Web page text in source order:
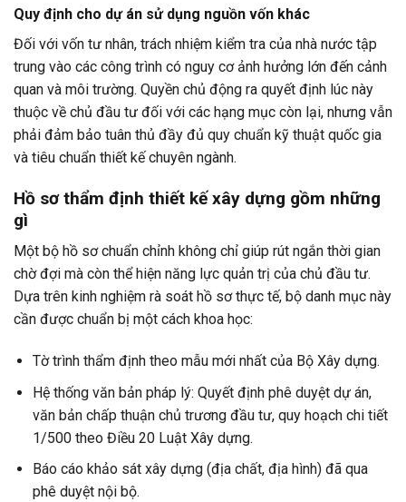
Quy định cho dự án sử dụng nguồn vốn khác
Đối với vốn tư nhân, trách nhiệm kiểm tra của nhà nước tập
trung vào các công trình có nguy cơ ảnh hưởng lớn đến cảnh
quan và môi trường. Quyền chủ động ra quyết định lúc này
thuộc về chủ đầu tư đối với các hạng mục còn lại, nhưng vẫn
phải đảm bảo tuân thủ đầy đủ quy chuẩn kỹ thuật quốc gia
và tiêu chuẩn thiết kế chuyên ngành.
Hồ sơ thẩm định thiết kế xây dựng gồm những
gì
Một bộ hồ sơ chuẩn chỉnh không chỉ giúp rút ngắn thời gian
chờ đợi mà còn thể hiện năng lực quản trị của chủ đầu tư.
Dựa trên kinh nghiệm rà soát hồ sơ thực tế, bộ danh mục này
cần được chuẩn bị một cách khoa học:
Tờ trình thẩm định theo mẫu mới nhất của Bộ Xây dựng.
Hệ thống văn bản pháp lý: Quyết định phê duyệt dự án,
văn bản chấp thuận chủ trương đầu tư, quy hoạch chi tiết
1/500 theo Điều 20 Luật Xây dựng.
Báo cáo khảo sát xây dựng (địa chất, địa hình) đã qua
phê duyệt nội bộ.